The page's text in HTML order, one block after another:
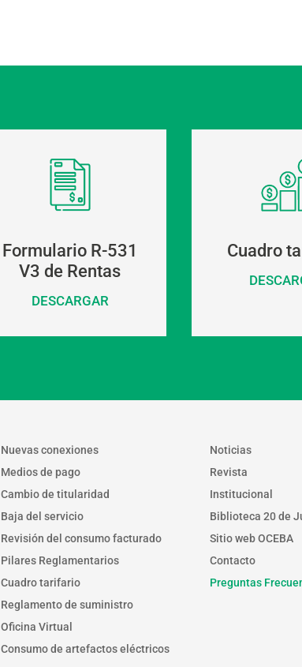
Formulario R-531
V3 de Rentas
DESCARGAR
Cuadro
Nuevas conexiones
Medios de pago
Cambio de titularidad
Baja del servicio
Revisión del consumo facturado
Pilares Reglamentarios
Cuadro tarifario
Reglamento de suministro
Oficina Virtual
Consumo de artefactos eléctricos
Noticias
Revista
Institucional
Biblioteca 20 de
Sitio web OCEBA
Contacto
Preguntas